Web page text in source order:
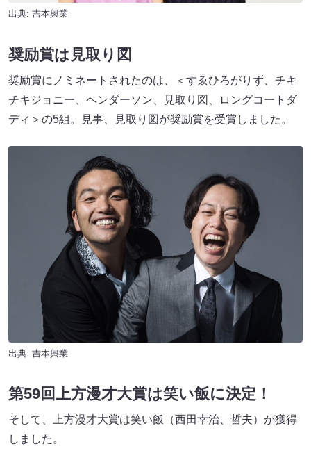
出典: 吉本興業
奨励賞は見取り図
奨励賞にノミネートされたのは、＜すゑひろがりず、チキ
チキジョニー、ヘンダーソン、見取り図、ロングコートダ
ディ＞の5組。見事、見取り図が奨励賞を受賞しました。
出典: 吉本興業
第59回上方漫才大賞は笑い飯に決定！
そして、上方漫才大賞は笑い飯（西田幸治、哲夫）が獲得
しました。